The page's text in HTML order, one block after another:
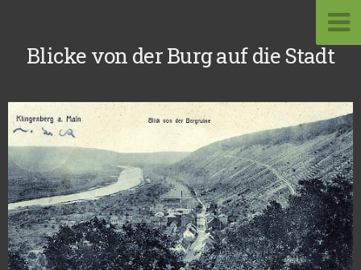
Blicke von der Burg auf die Stadt